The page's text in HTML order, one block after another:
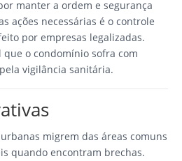
manter a ordem e segurança
ações necessárias é o controle
por empresas legalizadas.
que o condomínio sofra com
vigilância sanitária.
migrem das áreas comuns
quando encontram brechas.